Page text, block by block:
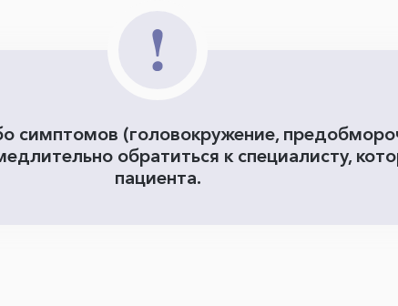
симптомов (головокружение,
обратиться к специалисту,
пациента.